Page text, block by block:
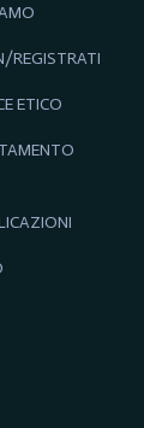
REGISTRATI
ETICO